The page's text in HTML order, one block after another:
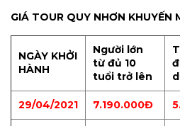
GIÁ TOUR QUY NHƠN KHUYẾN
NGÀY KHỞI
HÀNH
Người lớn
từ đủ 10
tuổi trở lên
29/04/2021 7.190.000Đ